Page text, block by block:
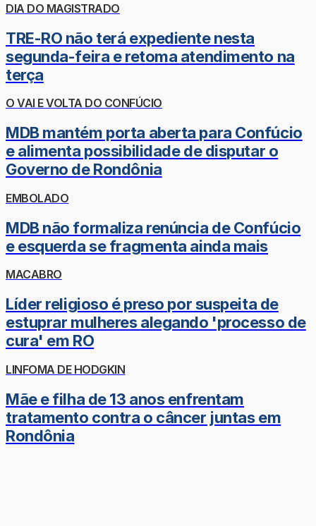
DIA DO MAGISTRADO
TRE-RO não terá expediente nesta
segunda-feira e retoma atendimento na
terça
O VAI E VOLTA DO CONFÚCIO
MDB mantém porta aberta para Confúcio
e alimenta possibilidade de disputar o
Governo de Rondônia
EMBOLADO
MDB não formaliza renúncia de Confúcio
e esquerda se fragmenta ainda mais
MACABRO
Líder religioso é preso por suspeita de
estuprar mulheres alegando 'processo de
cura' em RO
LINFOMA DE HODGKIN
Mãe e filha de 13 anos enfrentam
tratamento contra o câncer juntas em
Rondônia